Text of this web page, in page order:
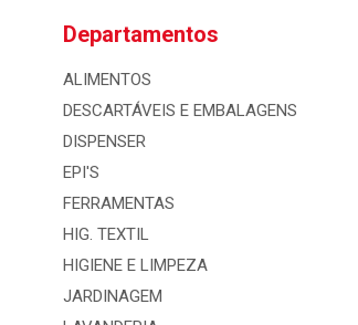
Departamentos
ALIMENTOS
DESCARTÁVEIS E EMBALAGENS
DISPENSER
EPI'S
FERRAMENTAS
HIG. TEXTIL
HIGIENE E LIMPEZA
JARDINAGEM